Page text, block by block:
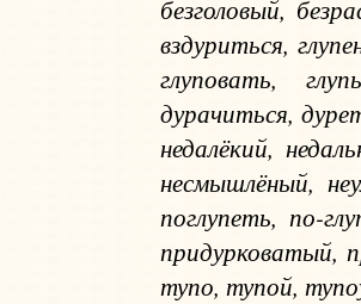
безголовый,
вздуриться,
глуповать,
дурачиться,
недалёкий,
несмышлёный,
поглупеть, по-
придурковатый,
тупо, тупой,